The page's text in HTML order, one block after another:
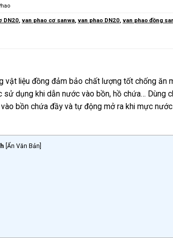
DN20,van phao cơ sanwa,van phao DN20,van phao đồng
vật liệu đồng đảm bảo chất lượng tốt chống ăn
dụng khi dẫn nước vào bồn, hồ chứa… Dùng
bồn chứa đầy và tự động mở ra khi mực
Ẩn Văn Bản